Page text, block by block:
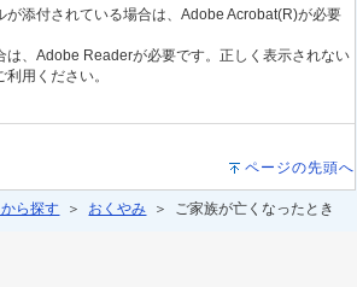
添付されている場合は、Adobe Acrobat(R)が必要
は、Adobe Readerが必要です。正しく表示されない
用ください。
ページの先頭へ
ら探す ＞ おくやみ ＞ ご家族が亡くなったとき